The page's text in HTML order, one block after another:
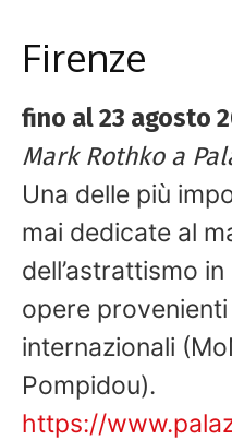
Firenze
fino al 23 agosto
Mark Rothko a
Una delle più
mai dedicate al
dell’astrattismo
opere
internazionali
Pompidou).
https://